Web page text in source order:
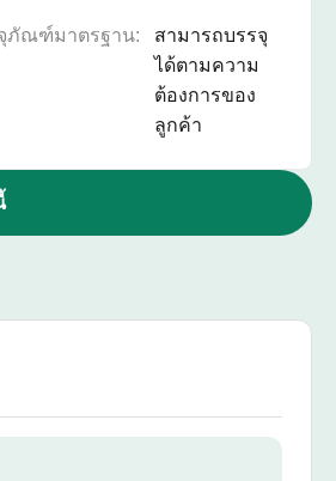
ภัณฑ์มาตรฐาน:
สามารถบรรจุ
ได้ตามความ
ต้องการของ
ลูกค้า